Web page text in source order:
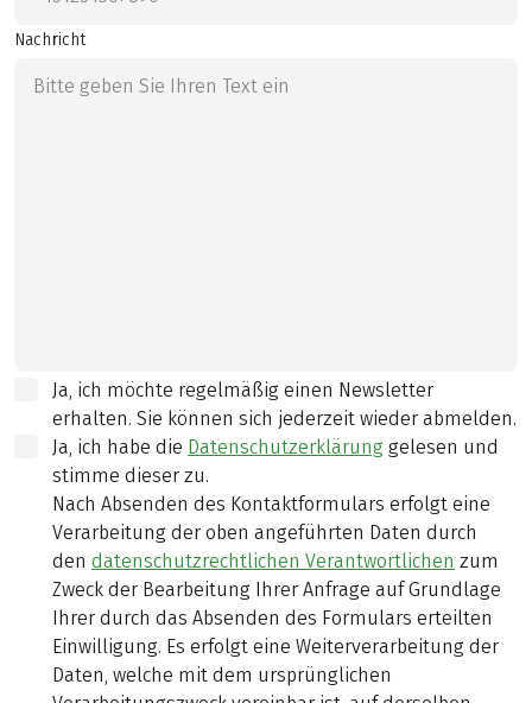
Nachricht
Ja, ich möchte regelmäßig einen Newsletter
erhalten. Sie können sich jederzeit wieder abmelden.
Ja, ich habe die Datenschutzerklärung gelesen und
stimme dieser zu.
Nach Absenden des Kontaktformulars erfolgt eine
Verarbeitung der oben angeführten Daten durch
den datenschutzrechtlichen Verantwortlichen zum
Zweck der Bearbeitung Ihrer Anfrage auf Grundlage
Ihrer durch das Absenden des Formulars erteilten
Einwilligung. Es erfolgt eine Weiterverarbeitung der
Daten, welche mit dem ursprünglichen